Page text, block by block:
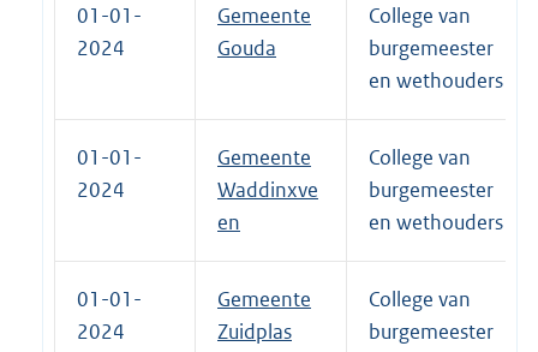
01-01-
2024
Gemeente
Gouda
College van
burgemeester
en wethouders
01-01-
2024
Gemeente
Waddinxve
en
College van
burgemeester
en wethouders
01-01-
2024
Gemeente
Zuidplas
College van
burgemeester